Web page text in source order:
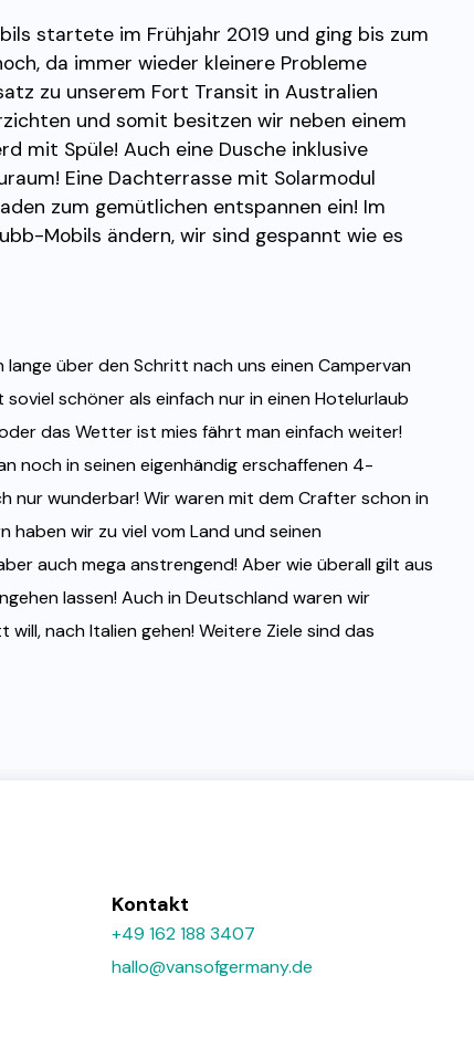
startete im Frühjahr 2019 und ging bis zum
da immer wieder kleinere Probleme
zu unserem Fort Transit in Australien
und somit besitzen wir neben einem
mit Spüle! Auch eine Dusche inklusive
Eine Dachterrasse mit Solarmodul
zum gemütlichen entspannen ein! Im
Mobils ändern, wir sind gespannt wie es
über den Schritt nach uns einen Campervan
schöner als einfach nur in einen Hotelurlaub
das Wetter ist mies fährt man einfach weiter!
noch in seinen eigenhändig erschaffenen 4-
nur wunderbar! Wir waren mit dem Crafter schon in
haben wir zu viel vom Land und seinen
auch mega anstrengend! Aber wie überall gilt aus
lassen! Auch in Deutschland waren wir
nach Italien gehen! Weitere Ziele sind das
Kontakt
+49 162 188 3407
hallo@vansofgermany.de